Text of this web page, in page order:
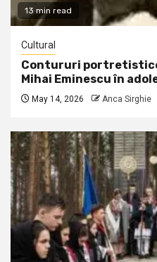
13 min read
Cultural
Contururi
Mihai Eminescu în
May 14, 2026 Anca Sirghie